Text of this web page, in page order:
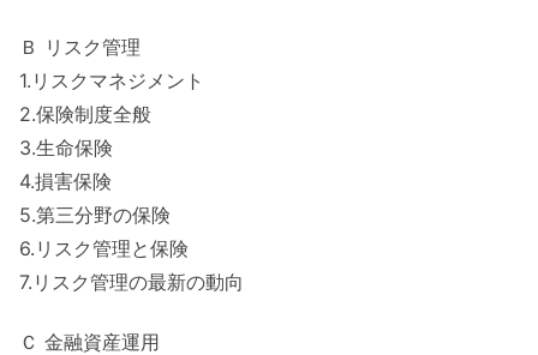
Ｂ リスク管理
1.リスクマネジメント
2.保険制度全般
3.生命保険
4.損害保険
5.第三分野の保険
6.リスク管理と保険
7.リスク管理の最新の動向
Ｃ 金融資産運用